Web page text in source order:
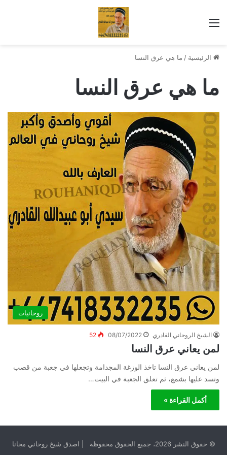
القائمة
الرئيسية / ما هي عرق النسا
ما هي عرق النسا
روحانيات
الشيخ الروحاني القادري 08/07/2022
52
لمن يعاني عرق النسا
لمن يعاني عرق النسا تاخذ الوزغة المجدامة وتجعلها في جعبة من قصب
وتسد عليها بشمع، ثم تعلق الجعبة في البيت…
أكمل القراءة »
© حقوق النشر 2026، جميع الحقوق محفوظة | اصدق شيخ روحاني مجانا